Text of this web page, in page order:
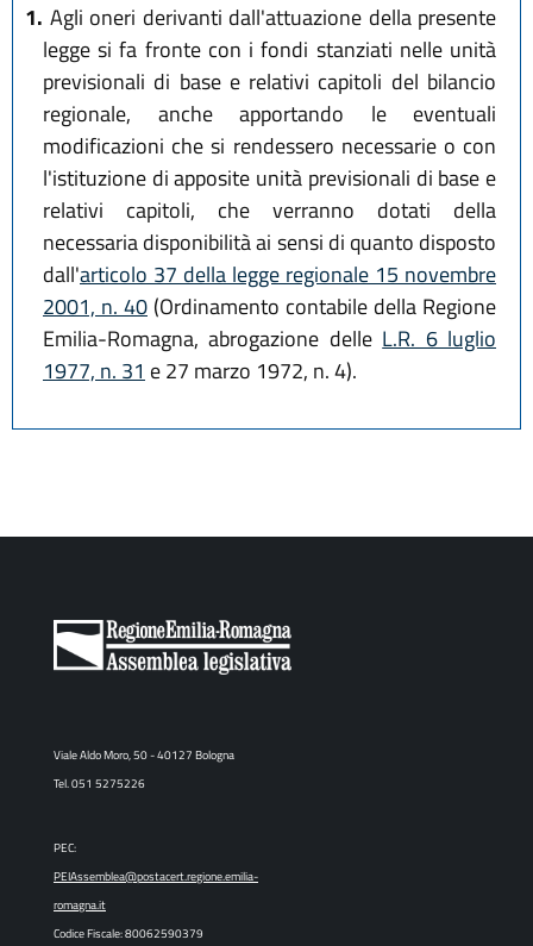
1. Agli oneri derivanti dall'attuazione della presente
legge si fa fronte con i fondi stanziati nelle unità
previsionali di base e relativi capitoli del bilancio
regionale, anche apportando le eventuali
modificazioni che si rendessero necessarie o con
l'istituzione di apposite unità previsionali di base e
relativi capitoli, che verranno dotati della
necessaria disponibilità ai sensi di quanto disposto
dall'articolo 37 della legge regionale 15 novembre
2001, n. 40 (Ordinamento contabile della Regione
Emilia-Romagna, abrogazione delle L.R. 6 luglio
1977, n. 31 e 27 marzo 1972, n. 4).
Viale Aldo Moro, 50 - 40127 Bologna
Tel. 051 5275226
PEC:
PEIAssemblea@postacert.regione.emilia-
romagna.it
Codice Fiscale: 80062590379